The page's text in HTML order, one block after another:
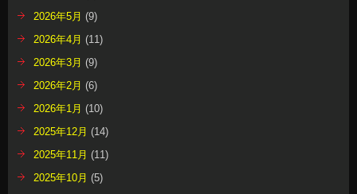
2026年5月 (9)
2026年4月 (11)
2026年3月 (9)
2026年2月 (6)
2026年1月 (10)
2025年12月 (14)
2025年11月 (11)
2025年10月 (5)